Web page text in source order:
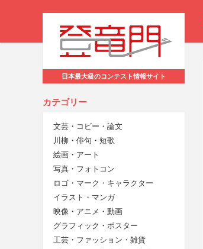
日本最大級のコンテスト情報サイト
カテゴリー
文芸・コピー・論文
川柳・俳句・短歌
絵画・アート
写真・フォトコン
ロゴ・マーク・キャラクター
イラスト・マンガ
映像・アニメ・動画
グラフィック・ポスター
工芸・ファッション・雑貨